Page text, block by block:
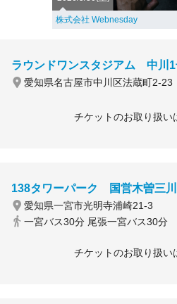
株式会社 Webnesday
ラウンドワンスタジアム 中川1
愛知県名古屋市中川区法蔵町2-23
チケットのお取り扱い
138タワーパーク 国営木曽三
愛知県一宮市光明寺浦崎21-3
一宮バス30分 尾張一宮バス30分
チケットのお取り扱い